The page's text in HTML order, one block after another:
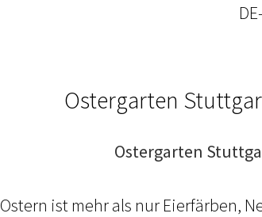
Ostergarten
Ostergarten
Ostern ist mehr als nur Eierfärben,